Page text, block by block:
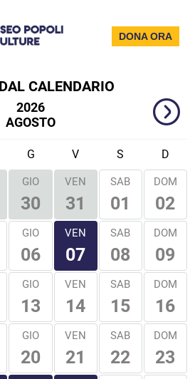
DONA ORA
CALENDARIO
2026
AGOSTO
G V S D
GIO
30
VEN
31
SAB
01
DOM
02
GIO
06
VEN
07
SAB
08
DOM
09
GIO
13
VEN
14
SAB
15
DOM
16
GIO
20
VEN
21
SAB
22
DOM
23